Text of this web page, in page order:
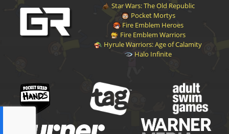
Star Wars: The Old Republic
Pocket Mortys
Fire Emblem Heroes
Fire Emblem Warriors
Hyrule Warriors: Age of Calamity
Halo Infinite